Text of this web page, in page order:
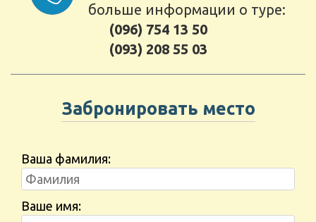
больше информации о туре:
(096) 754 13 50
(093) 208 55 03
Забронировать место
Ваша фамилия:
Ваше имя: